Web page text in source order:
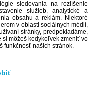
sledovania na rozlíšenie
služieb, analytické a
obsahu a reklám. Niektoré
v oblasti sociálnych médií,
stránky, predpokladáme,
si môžeš kedykoľvek zmeniť vo
funkčnosť našich stránok.